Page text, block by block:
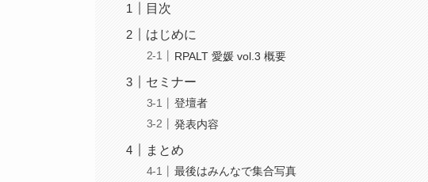
目次
はじめに
RPALT 愛媛 vol.3 概要
セミナー
登壇者
発表内容
まとめ
最後はみんなで集合写真